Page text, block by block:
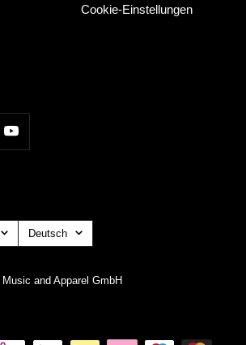
Cookie-Einstellungen
Sprache
Deutsch
and Apparel GmbH